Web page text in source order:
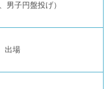
男子円盤投げ）
出場